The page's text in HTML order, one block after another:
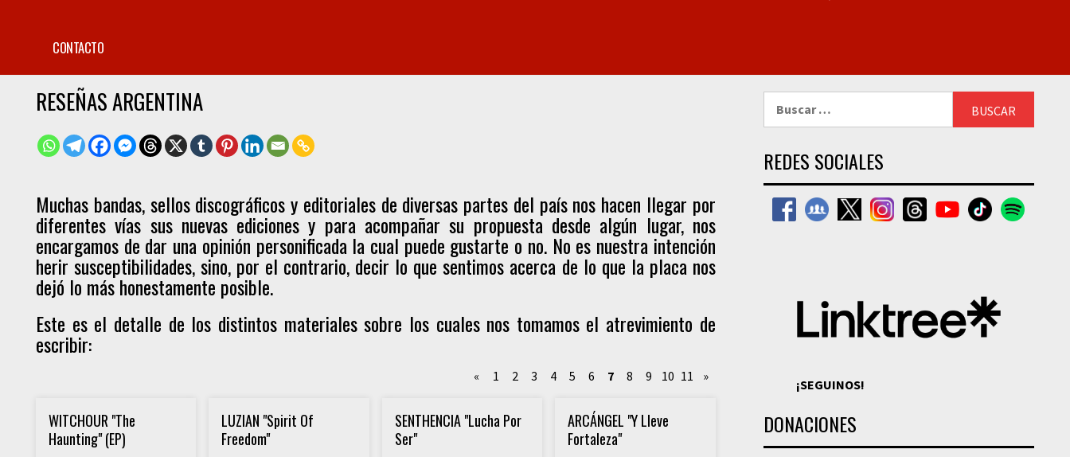
CONTACTO
RESEÑAS ARGENTINA
Muchas bandas, sellos discográficos y editoriales de diversas partes del país nos hacen llegar por
diferentes vías sus nuevas ediciones y para acompañar su propuesta desde algún lugar, nos
encargamos de dar una opinión personificada la cual puede gustarte o no. No es nuestra intención
herir susceptibilidades, sino, por el contrario, decir lo que sentimos acerca de lo que la placa nos
dejó lo más honestamente posible.
Este es el detalle de los distintos materiales sobre los cuales nos tomamos el atrevimiento de
escribir:
« 1 2 3 4 5 6 7 8 9 10 11 »
WITCHOUR "The
Haunting" (EP)
LUZIAN "Spirit Of
Freedom"
SENTHENCIA "Lucha Por
Ser"
ARCÁNGEL "Y Lleve
Fortaleza"
REDES SOCIALES
¡SEGUINOS!
DONACIONES